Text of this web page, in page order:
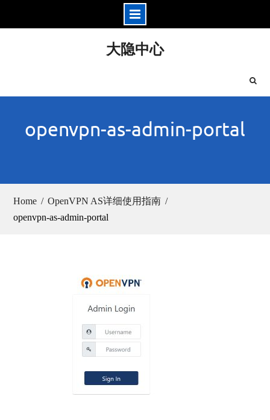
大隐中心
openvpn-as-admin-portal
Home
OpenVPN AS详细使用指南
openvpn-as-admin-portal